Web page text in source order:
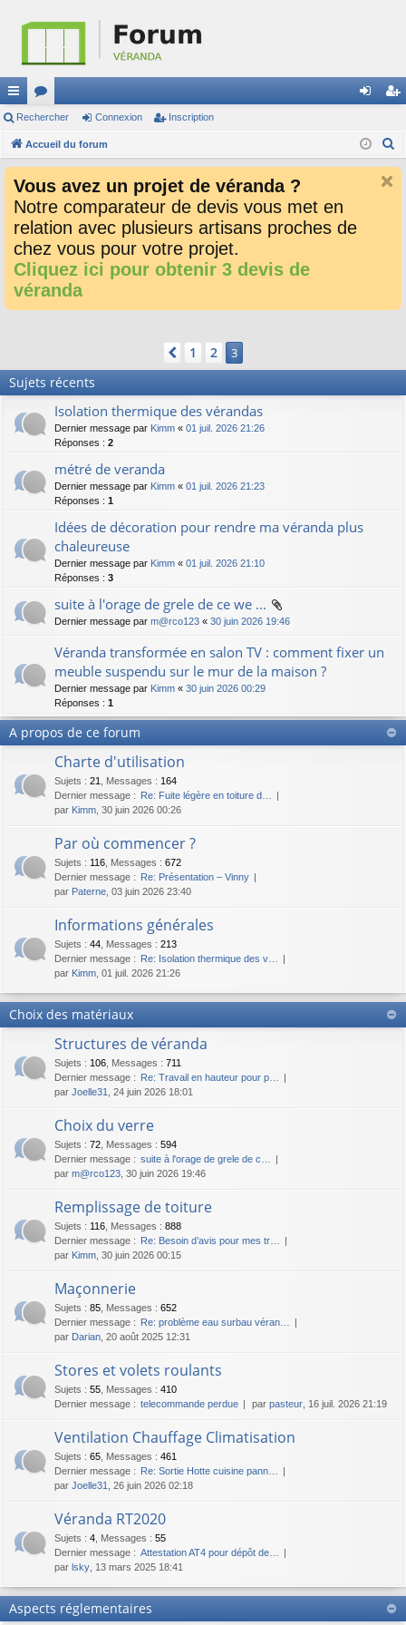
ac
co
ci
or
u
s
ne cri
Rechercher Connexion Inscription
Accueil du forum
Vous avez un projet de véranda ?
Notre comparateur de devis vous met en
relation avec plusieurs artisans proches de
chez vous pour votre projet.
Cliquez ici pour obtenir 3 devis de
véranda
Précédent
1 2 3
Sujets récents
Isolation thermique des vérandas
Dernier message par Kimm « 01 juil. 2026 21:26
Réponses : 2
métré de veranda
Dernier message par Kimm « 01 juil. 2026 21:23
Réponses : 1
Idées de décoration pour rendre ma véranda plus
chaleureuse
Dernier message par Kimm « 01 juil. 2026 21:10
Réponses : 3
suite à l'orage de grele de ce we ...
Dernier message par m@rco123 « 30 juin 2026 19:46
Véranda transformée en salon TV : comment fixer un
meuble suspendu sur le mur de la maison ?
Dernier message par Kimm « 30 juin 2026 00:29
Réponses : 1
A propos de ce forum
Charte d'utilisation
Sujets : 21 Messages : 164
Dernier message : Re: Fuite légère en toiture d…
par Kimm , 30 juin 2026 00:26
Par où commencer ?
Sujets : 116 Messages : 672
Dernier message : Re: Présentation – Vinny
par Paterne , 03 juin 2026 23:40
Informations générales
Sujets : 44 Messages : 213
Dernier message : Re: Isolation thermique des v…
par Kimm , 01 juil. 2026 21:26
Choix des matériaux
Structures de véranda
Sujets : 106 Messages : 711
Dernier message : Re: Travail en hauteur pour p…
par Joelle31 , 24 juin 2026 18:01
Choix du verre
Sujets : 72 Messages : 594
Dernier message : suite à l'orage de grele de c…
par m@rco123 , 30 juin 2026 19:46
Remplissage de toiture
Sujets : 116 Messages : 888
Dernier message : Re: Besoin d’avis pour mes tr…
par Kimm , 30 juin 2026 00:15
Maçonnerie
Sujets : 85 Messages : 652
Dernier message : Re: problème eau surbau véran…
par Darian , 20 août 2025 12:31
Stores et volets roulants
Sujets : 55 Messages : 410
Dernier message : telecommande perdue par pasteur , 16 juil. 2026 21:19
Ventilation Chauffage Climatisation
Sujets : 65 Messages : 461
Dernier message : Re: Sortie Hotte cuisine pann…
par Joelle31 , 26 juin 2026 02:18
Véranda RT2020
Sujets : 4 Messages : 55
Dernier message : Attestation AT4 pour dépôt de…
par lsky , 13 mars 2025 18:41
Aspects réglementaires